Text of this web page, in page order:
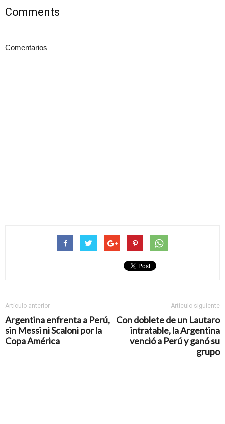
Comments
Comentarios
Artículo anterior
Argentina enfrenta a Perú,
sin Messi ni Scaloni por la
Copa América
Artículo siguiente
Con doblete de un Lautaro
intratable, la Argentina
venció a Perú y ganó su
grupo